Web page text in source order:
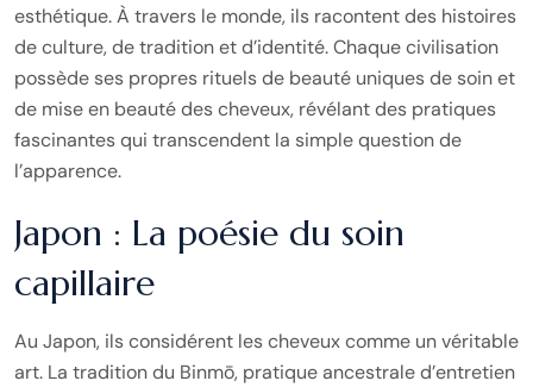
esthétique. À travers le monde, ils racontent des histoires
de culture, de tradition et d’identité. Chaque civilisation
possède ses propres rituels de beauté uniques de soin et
de mise en beauté des cheveux, révélant des pratiques
fascinantes qui transcendent la simple question de
l’apparence.
Japon : La poésie du soin
capillaire
Au Japon, ils considérent les cheveux comme un véritable
art. La tradition du Binmō, pratique ancestrale d’entretien